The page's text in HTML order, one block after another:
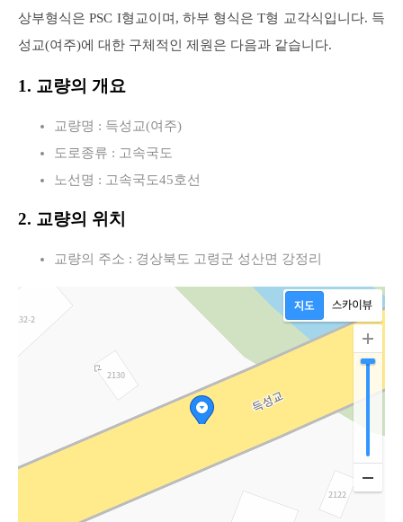
상부형식은 PSC I형교이며, 하부 형식은 T형 교각식입니다. 득
성교(여주)에 대한 구체적인 제원은 다음과 같습니다.
1. 교량의 개요
교량명 : 득성교(여주)
도로종류 : 고속국도
노선명 : 고속국도45호선
2. 교량의 위치
교량의 주소 : 경상북도 고령군 성산면 강정리